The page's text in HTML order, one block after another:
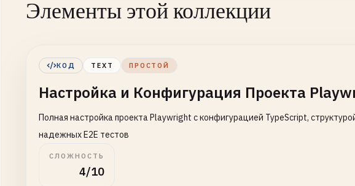
Элементы этой коллекции
КОД TEXT ПРОСТОЙ
Настройка и Конфигурация Проекта
Полная настройка проекта Playwright с конфигурацией TypeScript,
надежных E2E тестов
СЛОЖНОСТЬ
4/10